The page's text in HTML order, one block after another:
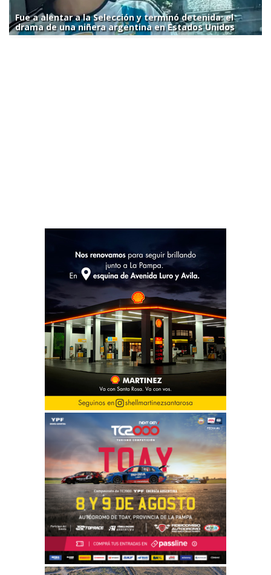
Fue a alentar a la Selección y terminó detenida: el
drama de una niñera argentina en Estados Unidos